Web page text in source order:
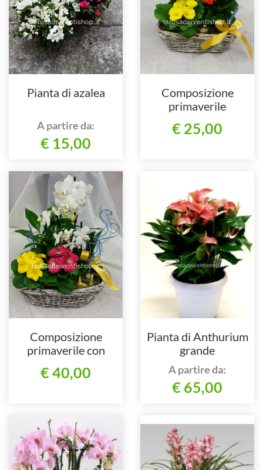
Pianta di azalea
A partire da:
€ 15,00
Composizione
primaverile
€ 25,00
Composizione
primaverile con
€ 40,00
Pianta di Anthurium
grande
A partire da:
€ 65,00